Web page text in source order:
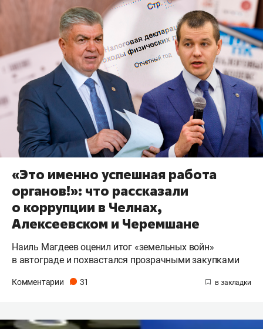
«Это именно успешная работа
органов!»: что рассказали
о коррупции в Челнах,
Алексеевском и Черемшане
Наиль Магдеев оценил итог «земельных войн»
в автограде и похвастался прозрачными закупками
Комментарии 31